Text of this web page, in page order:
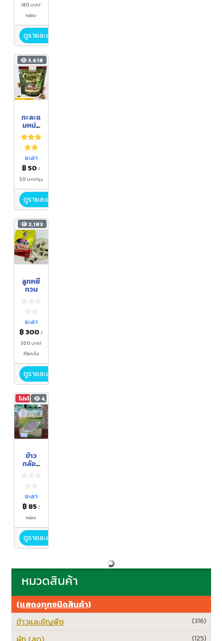
180 บาท/
กล่อง
ดูรายละเอียด
3,618
กะละแ
มหน่อ
ไม้
ยะลา
฿ 50/
50 บาท/ถุง
ดูรายละเอียด
2,183
ลูกหยี
กวน
ยะลา
฿ 300/
300 บาท/
กิโลกรัม
ดูรายละเอียด
โปรโมชัน 4,180
ข้าว
กล้อง
ยะลา
฿ 85 /
กล่อง
ดูรายละเอียด
หมวดสินค้า
(แสดงทุกชนิดสินค้า)
(316)
ข้าวและธัญพืช
(125)